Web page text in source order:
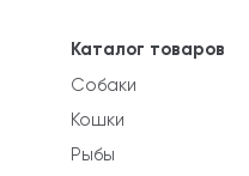
Каталог товаров
Собаки
Кошки
Рыбы